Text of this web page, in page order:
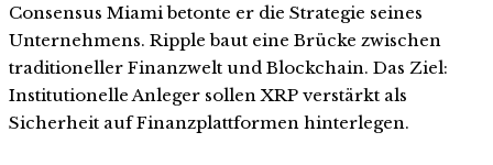
Consensus Miami betonte er die Strategie seines
Unternehmens. Ripple baut eine Brücke zwischen
traditioneller Finanzwelt und Blockchain. Das Ziel:
Institutionelle Anleger sollen XRP verstärkt als
Sicherheit auf Finanzplattformen hinterlegen.